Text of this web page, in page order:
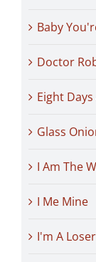
Baby
Doctor
Eight Days
Glass
I Am The
I Me Mine
I'm A Loser